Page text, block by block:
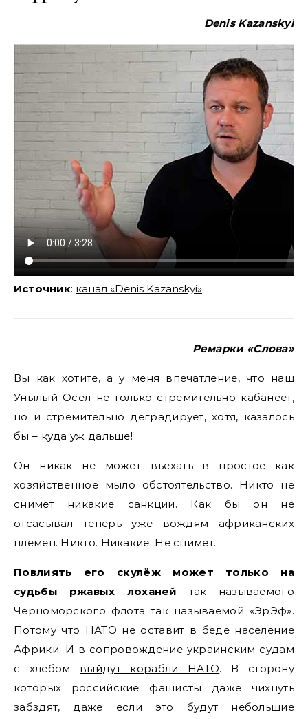
Denis Kazanskyi
Источник: канал «Denis Kazanskyi»
Ремарки «Слова»
Вы как хотите, а у меня впечатление, что наш
Унылый Осёл не только стремительно кабанеет,
но и стремительно деградирует, хотя, казалось
бы – куда уж дальше!
Он никак не может въехать в простое как
хозяйственное мыло обстоятельство. Никто не
снимет никакие санкции. Как бы он не
отсасывал теперь уже вождям африканских
племён. Никто. Никакие. Не снимет.
Повлиять его скулёж может только на
судьбы ржавых лоханей так называемого
Черноморского флота так называемой «ЭрЭф».
Потому что НАТО не оставит в беде население
Африки. И в сопровождение украинским судам
с хлебом выйдут корабли НАТО. В сторону
которых российские фашисты даже чихнуть
забздят, даже если это будут небольшие